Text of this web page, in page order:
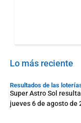
Lo más reciente
Resultados de las
Super Astro Sol
jueves 6 de agosto de